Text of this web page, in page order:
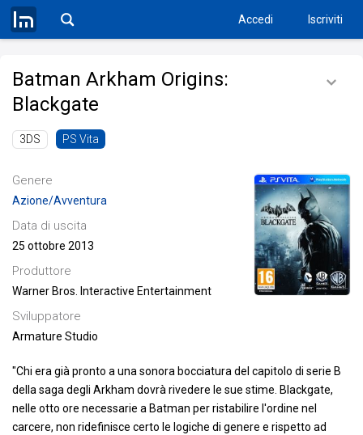
Accedi Iscriviti
Batman Arkham Origins:
Blackgate
3DS PS Vita
Genere
Azione/Avventura
Data di uscita
25 ottobre 2013
Produttore
Warner Bros. Interactive Entertainment
Sviluppatore
Armature Studio
"Chi era già pronto a una sonora bocciatura del capitolo di serie B
della saga degli Arkham dovrà rivedere le sue stime. Blackgate,
nelle otto ore necessarie a Batman per ristabilire l'ordine nel
carcere, non ridefinisce certo le logiche di genere e rispetto ad